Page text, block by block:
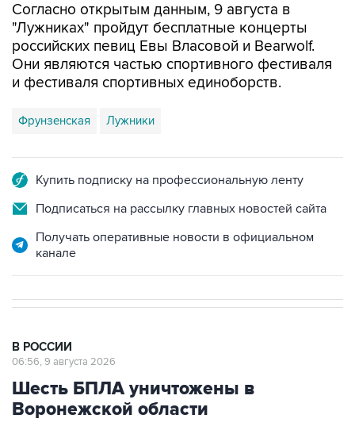
Согласно открытым данным, 9 августа в
"Лужниках" пройдут бесплатные концерты
российских певиц Евы Власовой и Bearwolf.
Они являются частью спортивного фестиваля
и фестиваля спортивных единоборств.
Фрунзенская Лужники
Купить подписку на профессиональную ленту
Подписаться на рассылку главных новостей сайта
Получать оперативные новости в официальном
канале
В РОССИИ
06:56, 9 августа 2026
Шесть БПЛА уничтожены в
Воронежской области